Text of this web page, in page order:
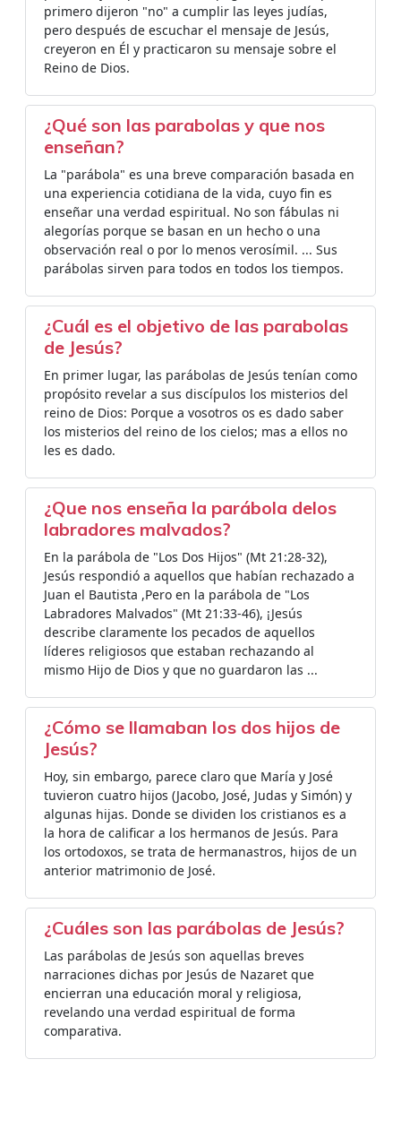
primero dijeron "no" a cumplir las leyes judías,
pero después de escuchar el mensaje de Jesús,
creyeron en Él y practicaron su mensaje sobre el
Reino de Dios.
¿Qué son las parabolas y que nos
enseñan?
La "parábola" es una breve comparación basada en
una experiencia cotidiana de la vida, cuyo fin es
enseñar una verdad espiritual. No son fábulas ni
alegorías porque se basan en un hecho o una
observación real o por lo menos verosímil. ... Sus
parábolas sirven para todos en todos los tiempos.
¿Cuál es el objetivo de las parabolas
de Jesús?
En primer lugar, las parábolas de Jesús tenían como
propósito revelar a sus discípulos los misterios del
reino de Dios: Porque a vosotros os es dado saber
los misterios del reino de los cielos; mas a ellos no
les es dado.
¿Que nos enseña la parábola delos
labradores malvados?
En la parábola de "Los Dos Hijos" (Mt 21:28-32),
Jesús respondió a aquellos que habían rechazado a
Juan el Bautista ,Pero en la parábola de "Los
Labradores Malvados" (Mt 21:33-46), ¡Jesús
describe claramente los pecados de aquellos
líderes religiosos que estaban rechazando al
mismo Hijo de Dios y que no guardaron las ...
¿Cómo se llamaban los dos hijos de
Jesús?
Hoy, sin embargo, parece claro que María y José
tuvieron cuatro hijos (Jacobo, José, Judas y Simón) y
algunas hijas. Donde se dividen los cristianos es a
la hora de calificar a los hermanos de Jesús. Para
los ortodoxos, se trata de hermanastros, hijos de un
anterior matrimonio de José.
¿Cuáles son las parábolas de Jesús?
Las parábolas de Jesús son aquellas breves
narraciones dichas por Jesús de Nazaret que
encierran una educación moral y religiosa,
revelando una verdad espiritual de forma
comparativa.